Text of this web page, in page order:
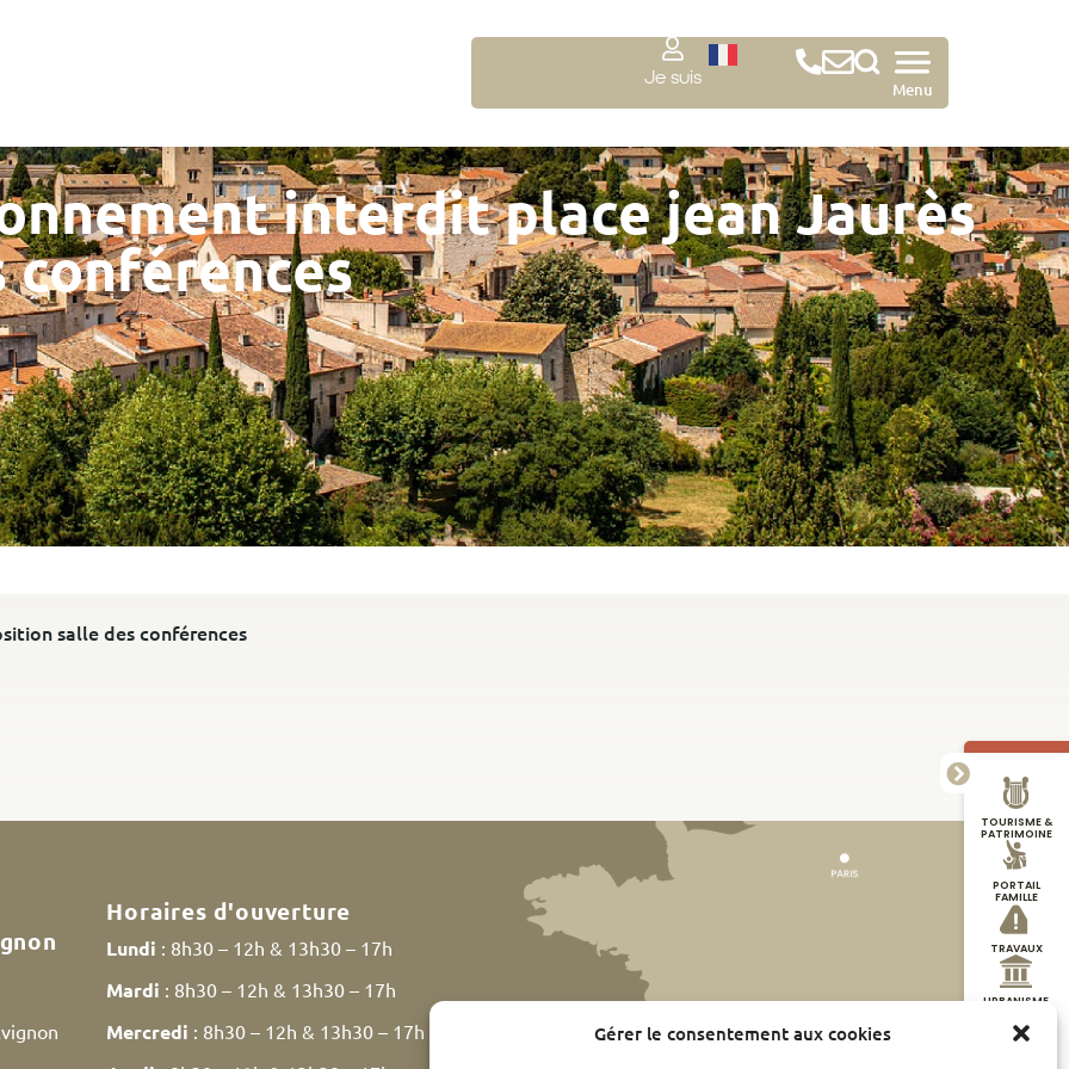
Gérer le consentement aux cookies
Menu
Je suis
interdit place jean Jaurès
TOURISME &
PATRIMOINE
PORTAIL
FAMILLE
TRAVAUX
URBANISME
salle des conférences
Horaires d'ouverture
Lundi : 8h30 – 12h & 13h30 – 17h
Mardi : 8h30 – 12h & 13h30 – 17h
Mercredi : 8h30 – 12h & 13h30 – 17h